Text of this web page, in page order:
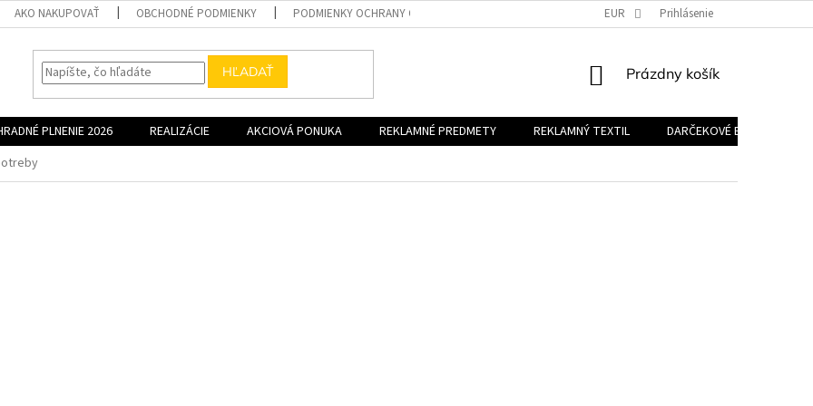
AKO NAKUPOVAŤ OBCHODNÉ PODMIENKY PODMIENKY OCHRANY OSOBNÝCH ÚDAJOV EUR Prihlásenie
HĽADAŤ
NÁKUPNÝ
Prázdny košík
PLNENIE 2026 REALIZÁCIE AKCIOVÁ PONUKA REKLAMNÉ PREDMETY REKLAMNÝ TEXTIL
DARČEKOVÉ BALÍČKY